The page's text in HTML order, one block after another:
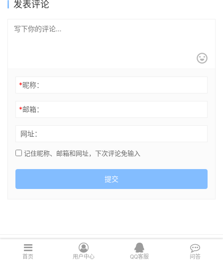
发表评论
*昵称：
*邮箱：
网址：
记住昵称、邮箱和网址，下次评论免输入
提交
Copyright © 2021 cghsj.com 版权所有 Powered by 绘世界
首页 用户中心 QQ客服 问答